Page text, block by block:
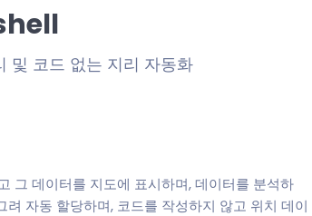
및 코드 없는 지리 자동화
그 데이터를 지도에 표시하며, 데이터를 분석하
자동 할당하며, 코드를 작성하지 않고 위치 데이